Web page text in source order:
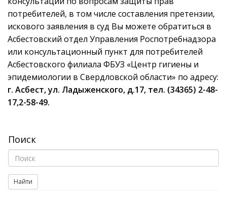
потребителей, в том числе составления претензии,
искового заявления в суд Вы можете обратиться в
Асбестовский отдел Управления Роспотребнадзора
или консультационный пункт для потребителей
Асбестовского филиала ФБУЗ «Центр гигиены и
эпидемиологии в Свердловской области» по адресу:
г. Асбест, ул. Ладыженского, д.17, тел. (34365) 2-48-
17,2-58-49.
Поиск
Найти